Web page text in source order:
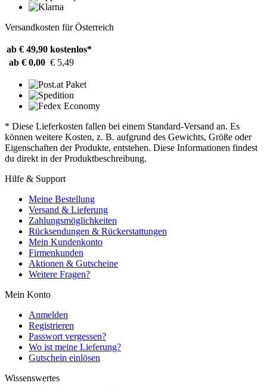
Versandkosten für Österreich
ab € 49,90 kostenlos*
ab € 0,00 € 5,49
* Diese Lieferkosten fallen bei einem Standard-Versand an. Es
können weitere Kosten, z. B. aufgrund des Gewichts, Größe oder
Eigenschaften der Produkte, entstehen. Diese Informationen findest
du direkt in der Produktbeschreibung.
Hilfe & Support
Meine Bestellung
Versand & Lieferung
Zahlungsmöglichkeiten
Rücksendungen & Rückerstattungen
Mein Kundenkonto
Firmenkunden
Aktionen & Gutscheine
Weitere Fragen?
Mein Konto
Anmelden
Registrieren
Passwort vergessen?
Wo ist meine Lieferung?
Gutschein einlösen
Wissenswertes